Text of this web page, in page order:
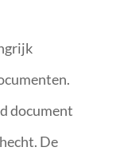
document
De